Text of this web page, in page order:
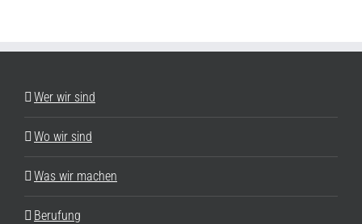
Wer wir sind
Wo wir sind
Was wir machen
Berufung